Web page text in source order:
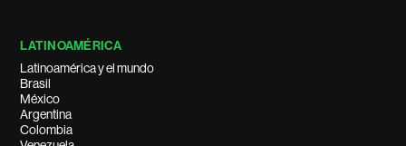
LATINOAMÉRICA
Latinoamérica y el mundo
Brasil
México
Argentina
Colombia